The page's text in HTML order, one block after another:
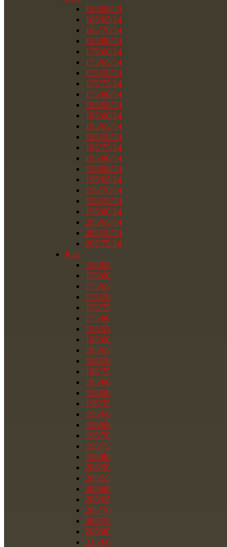
165/60/14
165/65/14
165/70/14
165/80/14
175/60/14
175/65/14
175/70/14
175/75/14
175/80/14
185/55/14
185/60/14
185/65/14
185/70/14
185/75/14
185/80/14
195/60/14
195/65/14
195/70/14
195/75/14
195/80/14
205/65/14
205/70/14
205/75/14
R15
165/65
175/60
175/65
175/70
175/75
175/80
185/55
185/60
185/65
185/70
185/75
185/80
195/50
195/55
195/60
195/65
195/70
195/75
195/80
205/50
205/55
205/60
205/65
205/70
205/75
205/80
215/60